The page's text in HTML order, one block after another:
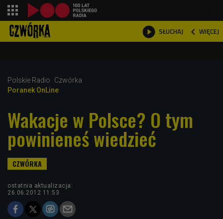
 SŁUCHAJ  WIĘCEJ

Polskie Radio
Czwórka
Poranek OnLine
Wakacje w Polsce? O tym
powinieneś wiedzieć
ostatnia aktualizacja:
26.06.2012 11:53